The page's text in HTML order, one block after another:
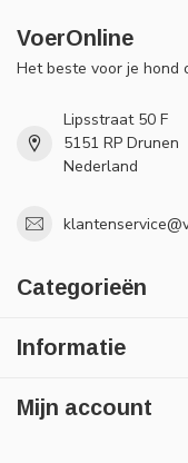
VoerOnline
Het beste voor je hond
Lipsstraat 50 F
5151 RP Drunen
Nederland
Categorieën
Informatie
Mijn account